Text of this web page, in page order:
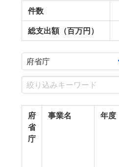
件数
総支出額（百万円）
府
省
庁
事業名 年度